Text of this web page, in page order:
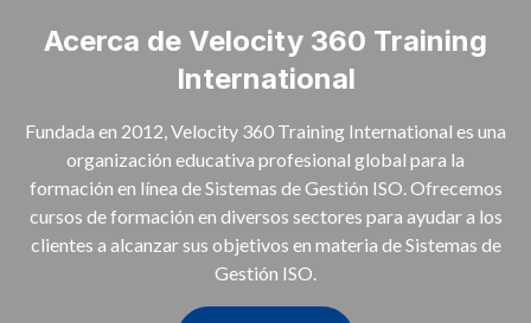
Acerca de Velocity 360 Training
International
Fundada en 2012, Velocity 360 Training International es una
organización educativa profesional global para la
formación en línea de Sistemas de Gestión ISO. Ofrecemos
cursos de formación en diversos sectores para ayudar a los
clientes a alcanzar sus objetivos en materia de Sistemas de
Gestión ISO.